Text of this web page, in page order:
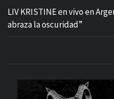
LIV KRISTINE en vivo en
abraza la oscuridad”